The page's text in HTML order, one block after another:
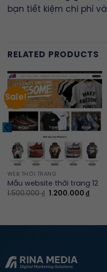
bạn tiết kiệm chi phí
RELATED PRODUCTS
Sale!
WEB THỜI TRANG
Mẫu website thời trang 12
1.500.000₫ Original
1.200.000₫